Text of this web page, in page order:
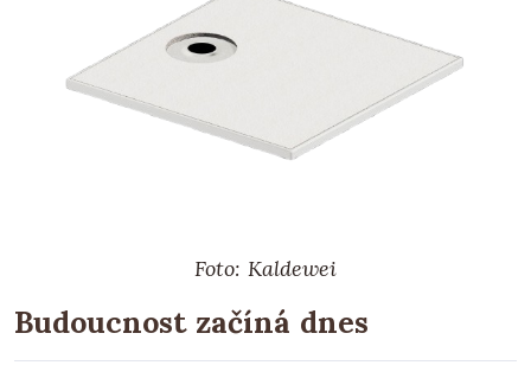
Foto: Kaldewei
Budoucnost začíná dnes